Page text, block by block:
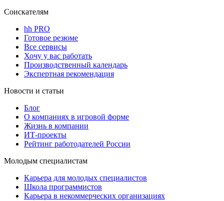
Соискателям
hh PRO
Готовое резюме
Все сервисы
Хочу у вас работать
Производственный календарь
Экспертная рекомендация
Новости и статьи
Блог
О компаниях в игровой форме
Жизнь в компании
ИТ-проекты
Рейтинг работодателей России
Молодым специалистам
Карьера для молодых специалистов
Школа программистов
Карьера в некоммерческих организациях